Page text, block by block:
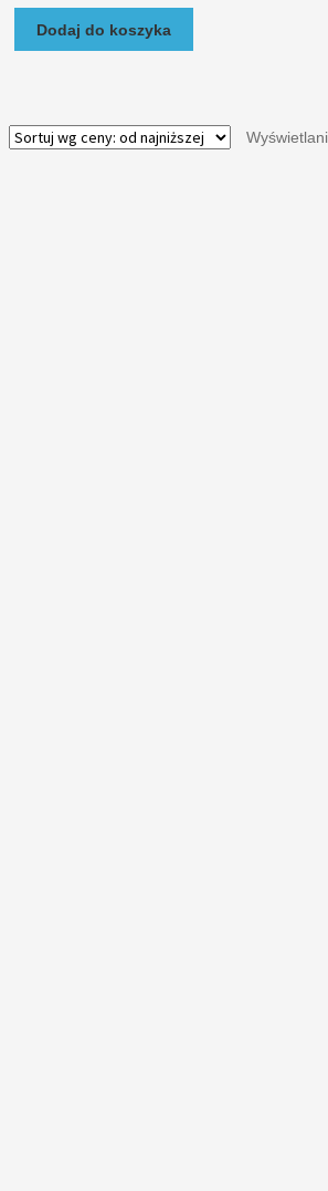
Dodaj do koszyka